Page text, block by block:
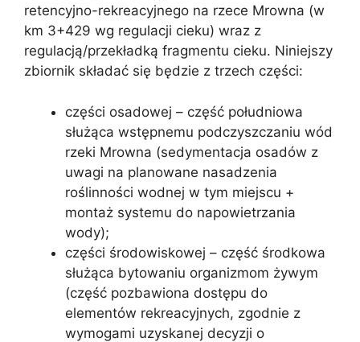
retencyjno-rekreacyjnego na rzece Mrowna (w
km 3+429 wg regulacji cieku) wraz z
regulacją/przekładką fragmentu cieku. Niniejszy
zbiornik składać się będzie z trzech części:
części osadowej – część południowa
służąca wstępnemu podczyszczaniu wód
rzeki Mrowna (sedymentacja osadów z
uwagi na planowane nasadzenia
roślinności wodnej w tym miejscu +
montaż systemu do napowietrzania
wody);
części środowiskowej – część środkowa
służąca bytowaniu organizmom żywym
(część pozbawiona dostępu do
elementów rekreacyjnych, zgodnie z
wymogami uzyskanej decyzji o